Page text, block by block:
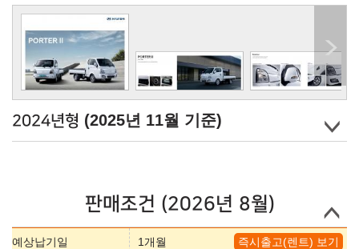
2024년형 (2025년 11월 기준)
판매조건 (2026년 8월)
즉시출고(렌트) 보기
예상납기일 1개월